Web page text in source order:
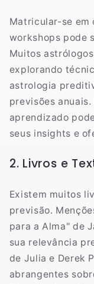
Matricular-se em
workshops pode
Muitos
explorando
astrologia
previsões
aprendizado
seus insights e
2. Livros e
Existem muitos
previsão.
para a Alma" de
sua relevância
de Julia e Derek
abrangentes